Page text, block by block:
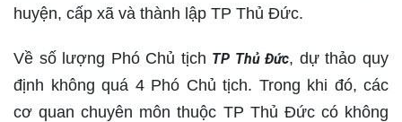
huyện, cấp xã và thành lập TP Thủ Đức.
Về số lượng Phó Chủ tịch TP Thủ Đức, dự thảo quy
định không quá 4 Phó Chủ tịch. Trong khi đó, các
cơ quan chuyên môn thuộc TP Thủ Đức có không